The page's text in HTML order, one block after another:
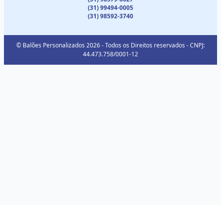
(31) 99494-0005
(31) 98592-3740
© Balões Personalizados 2026 - Todos os Direitos reservados - CNPJ:
44.473.758/0001-12